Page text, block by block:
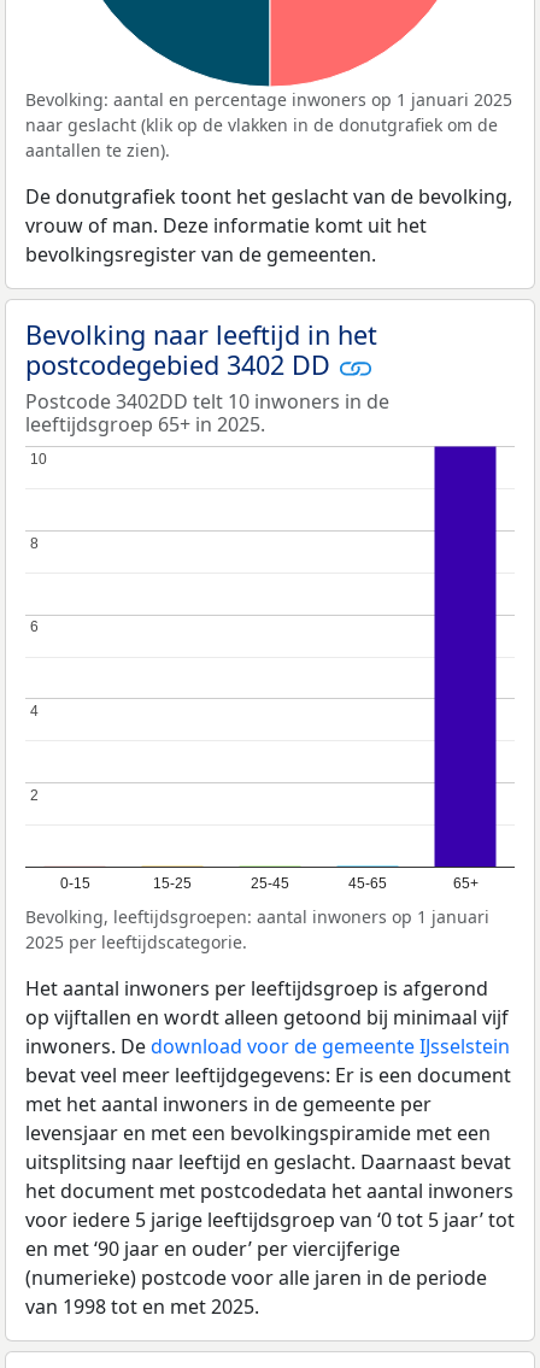
Bevolking: aantal en percentage inwoners op 1 januari 2025
naar geslacht (klik op de vlakken in de donutgrafiek om de
aantallen te zien).
De donutgrafiek toont het geslacht van de bevolking,
vrouw of man. Deze informatie komt uit het
bevolkingsregister van de gemeenten.
Bevolking naar leeftijd in het
postcodegebied 3402 DD
Postcode 3402DD telt 10 inwoners in de
leeftijdsgroep 65+ in 2025.
0-15 15-25 25-45 45-65 65+
2
2
4
4
6
6
8
8
10
10
Bevolking, leeftijdsgroepen: aantal inwoners op 1 januari
2025 per leeftijdscategorie.
Het aantal inwoners per leeftijdsgroep is afgerond
op vijftallen en wordt alleen getoond bij minimaal vijf
inwoners. Dedownload voor de gemeente IJsselstein
bevat veel meer leeftijdgegevens: Er is een document
met het aantal inwoners in de gemeente per
levensjaar en met een bevolkingspiramide met een
uitsplitsing naar leeftijd en geslacht. Daarnaast bevat
het document met postcodedata het aantal inwoners
voor iedere 5 jarige leeftijdsgroep van ‘0 tot 5 jaar’ tot
en met ‘90 jaar en ouder’ per viercijferige
(numerieke) postcode voor alle jaren in de periode
van 1998 tot en met 2025.